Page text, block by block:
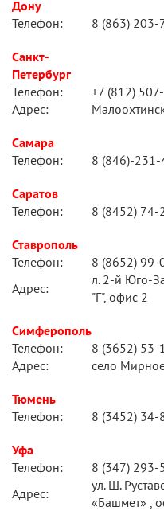
Дону
Телефон:
8 (863) 203-
Санкт-
Петербург
Телефон:
+7 (812)
Адрес:
Самара
Телефон:
8 (846)-
Саратов
Телефон:
8 (8452) 74-
Ставрополь
Телефон:
8 (8652) 99-
Адрес:
л. 2-й Юго-
"Г", офис 2
Симферополь
Телефон:
8 (3652) 53-
Адрес:
село
Тюмень
Телефон:
8 (3452) 34-
Уфа
Телефон:
8 (347) 293-
Адрес:
ул. Ш.
«Башмет» ,